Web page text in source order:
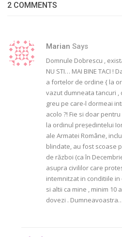
2 COMMENTS
Marian Says
Domnule Dobrescu ,
NU STI… MAI BINE TACI
a fortelor de ordine { la
vazut dumneata tancuri ,
greu pe care-l dormeai
acolo ?! Fie si doar
la ordinul președintelui
ale Armatei Române,
blindate, au fost scoase
de război (ca în
asupra civililor care
intemnitzat in conditiile
si altii ca mine , minim 10
dovezi .